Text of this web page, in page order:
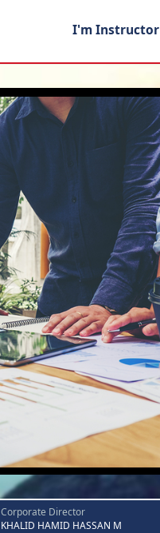
I'm Instructor
Corporate Director
KHALID HAMID HASSAN M